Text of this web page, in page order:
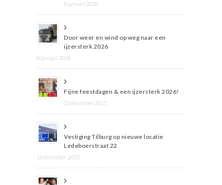
8 januari 2026
Door weer en wind op weg naar een
ijzersterk 2026
8 januari 2026
Fijne feestdagen & een ijzersterk 2026!
22 december 2025
Vestiging Tilburg op nieuwe locatie
Ledeboerstraat 22
16 december 2025